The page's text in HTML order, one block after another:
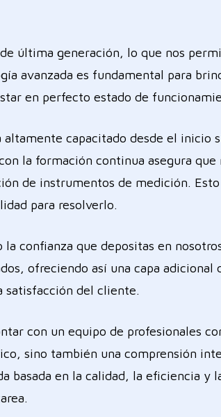
última generación, lo que nos
avanzada es fundamental para
en perfecto estado de
capacitado desde el inicio
la formación continua asegura
de instrumentos de medición.
para resolverlo.
confianza que depositas en
ofreciendo así una capa
satisfacción del cliente.
con un equipo de profesionales
sino también una comprensión
basada en la calidad, la eficiencia